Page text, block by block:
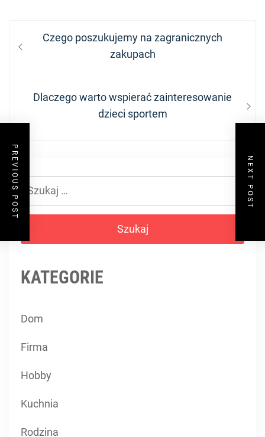
Nawigacja
wpisu
Previous
Czego poszukujemy na zagranicznych
zakupach
Next
Dlaczego warto wspierać zainteresowanie
dzieci sportem
PREVIOUS POST NEXT POST
Szukaj:
KATEGORIE
Dom
Firma
Hobby
Kuchnia
Rodzina